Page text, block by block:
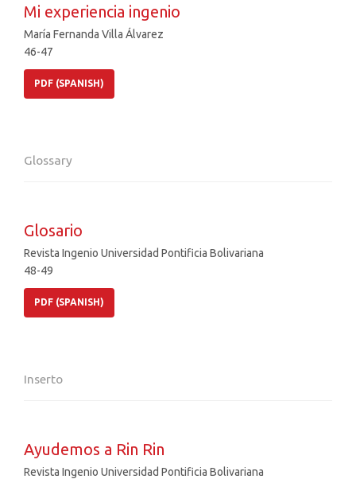
Mi experiencia ingenio
María Fernanda Villa Álvarez
46-47
PDF (SPANISH)
Glossary
Glosario
Revista Ingenio Universidad Pontificia Bolivariana
48-49
PDF (SPANISH)
Inserto
Ayudemos a Rin Rin
Revista Ingenio Universidad Pontificia Bolivariana